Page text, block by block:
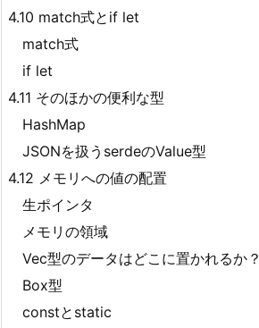
4.10 match式とif let
match式
if let
4.11 そのほかの便利な型
HashMap
JSONを扱うserdeのValue型
4.12 メモリへの値の配置
生ポインタ
メモリの領域
Vec型のデータはどこに置かれるか？
Box型
constとstatic